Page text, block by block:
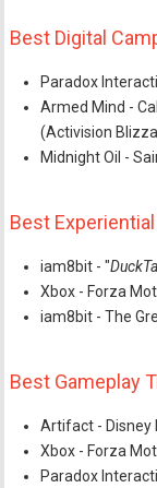
Best Digital
Paradox
Armed Mind -
(Activision
Midnight Oil -
Best
iam8bit - "
Xbox - Forza
iam8bit - The
Best Gameplay
Artifact - Disney
Xbox - Forza
Paradox